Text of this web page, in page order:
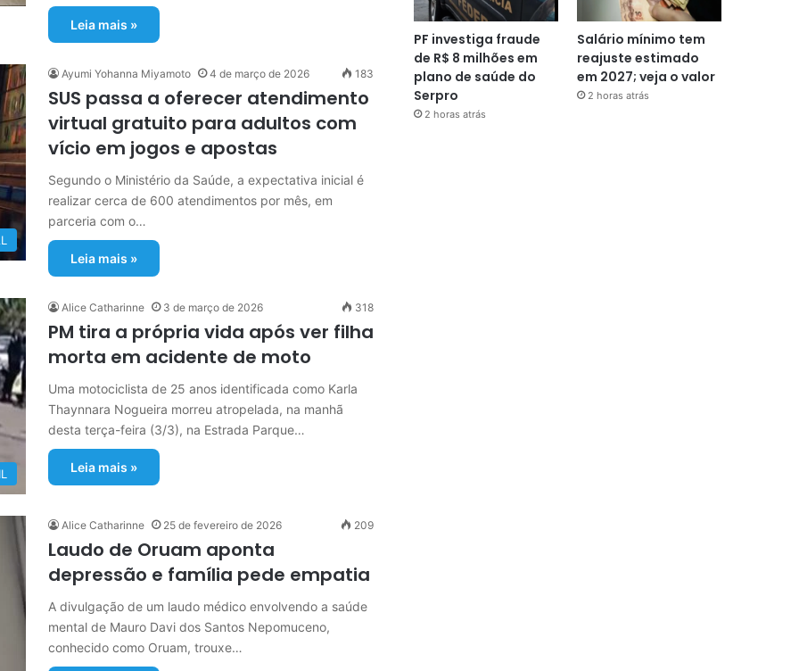
Leia mais »
Ayumi Yohanna Miyamoto 4 de março de 2026 183
SUS passa a oferecer atendimento
virtual gratuito para adultos com
vício em jogos e apostas
Segundo o Ministério da Saúde, a expectativa inicial é
realizar cerca de 600 atendimentos por mês, em
parceria com o…
Leia mais »
Alice Catharinne 3 de março de 2026 318
PM tira a própria vida após ver filha
morta em acidente de moto
Uma motociclista de 25 anos identificada como Karla
Thaynnara Nogueira morreu atropelada, na manhã
desta terça-feira (3/3), na Estrada Parque…
Leia mais »
Alice Catharinne 25 de fevereiro de 2026 209
Laudo de Oruam aponta
depressão e família pede empatia
A divulgação de um laudo médico envolvendo a saúde
mental de Mauro Davi dos Santos Nepomuceno,
conhecido como Oruam, trouxe…
PF investiga fraude
de R$ 8 milhões em
plano de saúde do
Serpro
2 horas atrás
Salário mínimo tem
reajuste estimado
em 2027; veja o valor
2 horas atrás